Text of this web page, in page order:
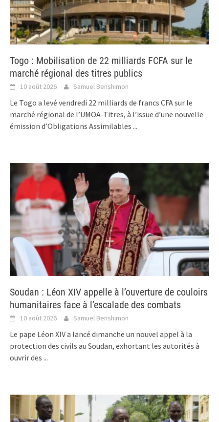
Togo : Mobilisation de 22 milliards FCFA sur le
marché régional des titres publics
10 août 2026 Samuel Benshimon
Le Togo a levé vendredi 22 milliards de francs CFA sur le
marché régional de l’UMOA-Titres, à l’issue d’une nouvelle
émission d’Obligations Assimilables ...
Soudan : Léon XIV appelle à l’ouverture de couloirs
humanitaires face à l’escalade des combats
10 août 2026 Samuel Benshimon
Le pape Léon XIV a lancé dimanche un nouvel appel à la
protection des civils au Soudan, exhortant les autorités à
ouvrir des ...